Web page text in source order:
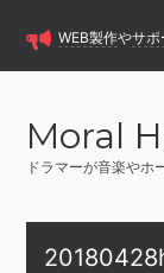
WEB製作やサポ
Moral
ドラマーが音楽やホ